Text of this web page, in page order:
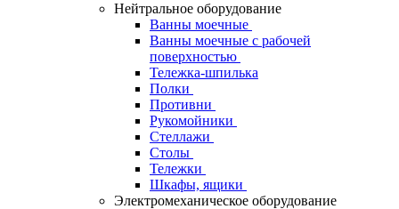
Нейтральное оборудование
Ванны моечные
Ванны моечные с рабочей
поверхностью
Тележка-шпилька
Полки
Противни
Рукомойники
Стеллажи
Столы
Тележки
Шкафы, ящики
Электромеханическое оборудование